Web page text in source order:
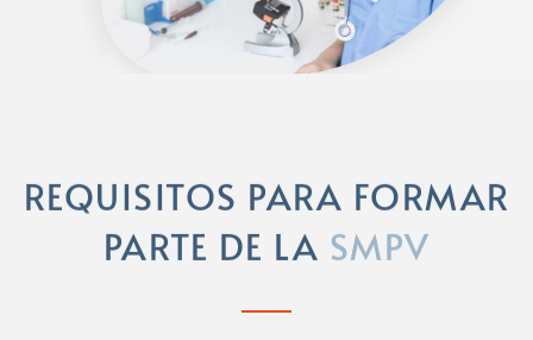
REQUISITOS PARA FORMAR
PARTE DE LA SMPV